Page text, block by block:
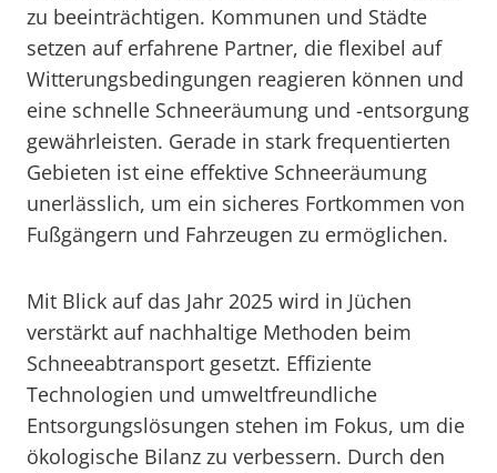
zu beeinträchtigen. Kommunen und Städte
setzen auf erfahrene Partner, die flexibel auf
Witterungsbedingungen reagieren können und
eine schnelle Schneeräumung und -entsorgung
gewährleisten. Gerade in stark frequentierten
Gebieten ist eine effektive Schneeräumung
unerlässlich, um ein sicheres Fortkommen von
Fußgängern und Fahrzeugen zu ermöglichen.
Mit Blick auf das Jahr 2025 wird in Jüchen
verstärkt auf nachhaltige Methoden beim
Schneeabtransport gesetzt. Effiziente
Technologien und umweltfreundliche
Entsorgungslösungen stehen im Fokus, um die
ökologische Bilanz zu verbessern. Durch den